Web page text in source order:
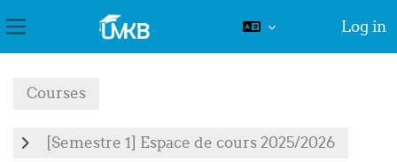
Log in
Courses
[Semestre 1] Espace de cours 2025/2026